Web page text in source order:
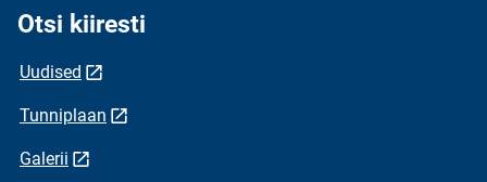
Otsi kiiresti
Uudised
Tunniplaan
Galerii